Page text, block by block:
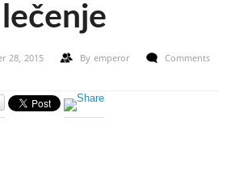
28, 2015 By emperor
Comments